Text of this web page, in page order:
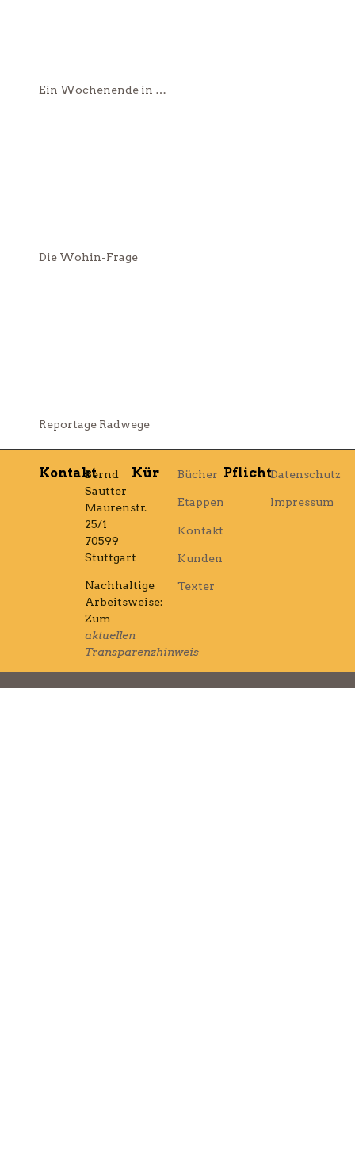
Ein Wochenende in …
Die Wohin-Frage
Reportage Radwege
Kontakt Kür Pflicht
Bernd
Sautter
Maurenstr.
25/1
70599
Stuttgart
Nachhaltige
Arbeitsweise:
Zum
aktuellen
Transparenzhinweis
Bücher
Etappen
Kontakt
Kunden
Texter
Datenschutz
Impressum